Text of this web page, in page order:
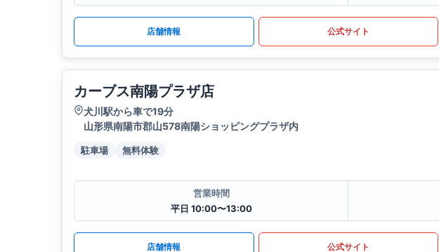
店舗情報 公式サイト
カーブス南陽プラザ店
犬川駅から車で19分
山形県南陽市郡山578南陽ショッピングプラザ内
駐車場 無料体験
営業時間
平日 10:00〜13:00
店舗情報 公式サイト